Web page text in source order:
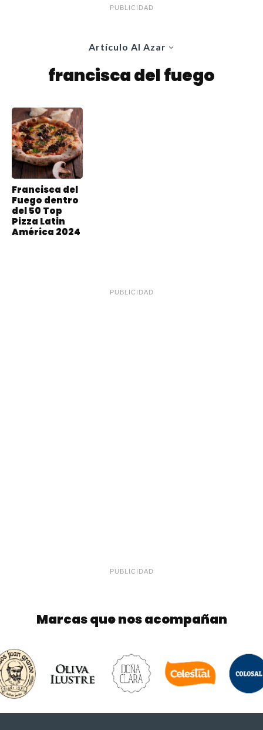
PUBLICIDAD
Artículo Al Azar
francisca del fuego
Francisca del
Fuego dentro
del 50 Top
Pizza Latin
América 2024
PUBLICIDAD
PUBLICIDAD
Marcas que nos acompañan